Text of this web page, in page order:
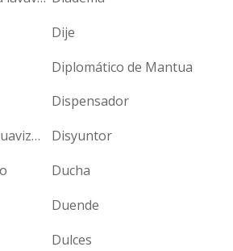
Dije
Diplomático de Mantua
Dispensador
Dispensador de suavizante
Disyuntor
Ducha
Duende
Dulces